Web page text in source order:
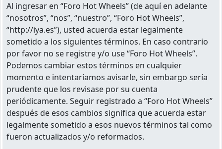
Al ingresar en “Foro Hot Wheels” (de aquí en adelante
“nosotros”, “nos”, “nuestro”, “Foro Hot Wheels”,
“http://iya.es”), usted acuerda estar legalmente
sometido a los siguientes términos. En caso contrario
por favor no se registre y/o use “Foro Hot Wheels”.
Podemos cambiar estos términos en cualquier
momento e intentaríamos avisarle, sin embargo sería
prudente que los revisase por su cuenta
periódicamente. Seguir registrado a “Foro Hot Wheels”
después de esos cambios significa que acuerda estar
legalmente sometido a esos nuevos términos tal como
fueron actualizados y/o reformados.